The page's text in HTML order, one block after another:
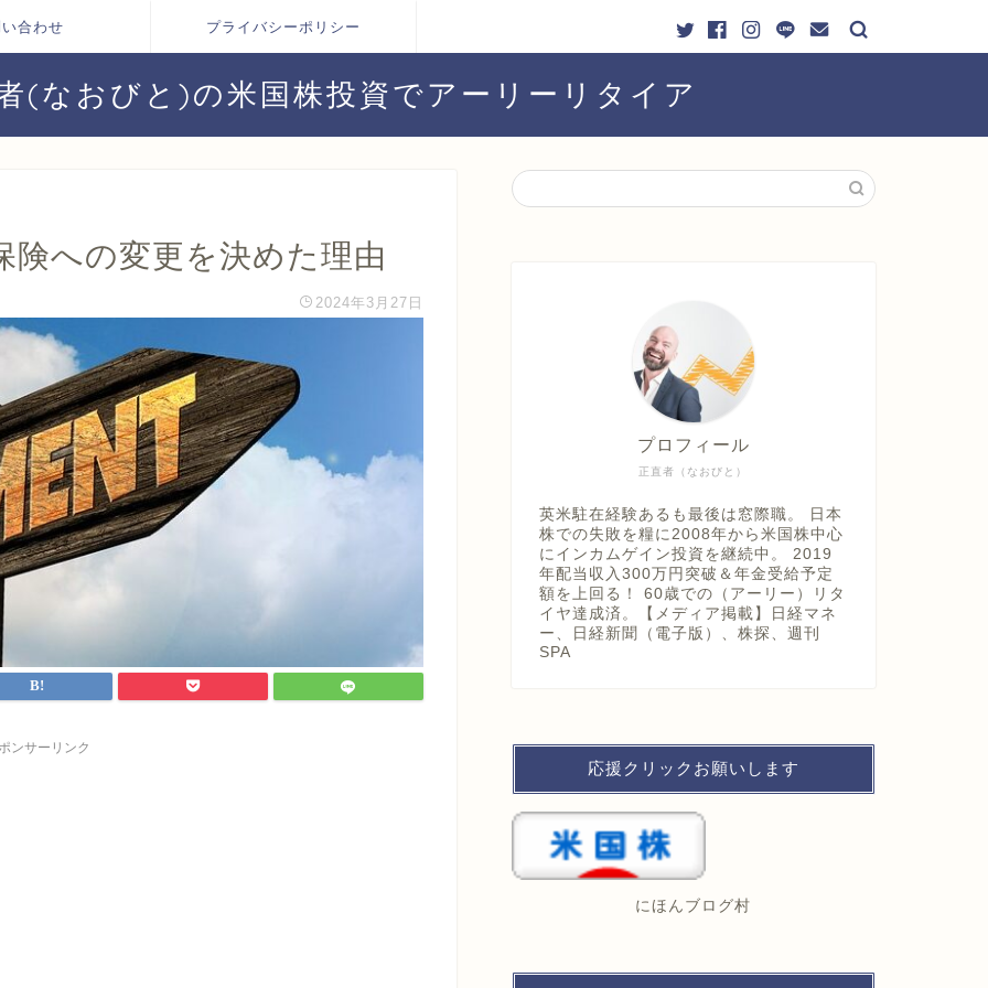
合わせ プライバシーポリシー
(なおびと)の米国株投資でアーリーリタイア
険への変更を決めた理由
2024年3月27日
ンサーリンク
正直者（なおびと）
プロフィール
英米駐在経験あるも最後は窓際職。 日本
株での失敗を糧に2008年から米国株中心
にインカムゲイン投資を継続中。 2019
年配当収入300万円突破＆年金受給予定
額を上回る！ 60歳での（アーリー）リタ
イヤ達成済。【メディア掲載】日経マネ
ー、日経新聞（電子版）、株探、週刊
SPA
応援クリックお願いします
にほんブログ村